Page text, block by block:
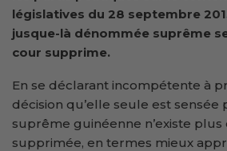
législatives du 28 septembre
jusque-là dénommée suprême
cour supprime.
En se déclarant incompétente à
décision qu’elle seule est sensée
suprême guinéenne n’existe plus
supprimée, en termes mieux